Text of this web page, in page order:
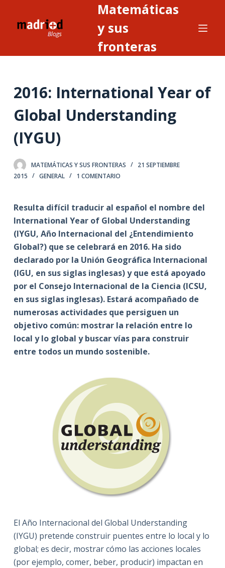
a
n
e
n
d
o
Matemáticas
y sus
fronteras
2016: International Year of
Global Understanding
(IYGU)
MATEMÁTICAS Y SUS FRONTERAS
21 SEPTIEMBRE
2015
GENERAL 1 COMENTARIO
Resulta difícil traducir al español el nombre del
International Year of Global Understanding
(IYGU, Año Internacional del ¿Entendimiento
Global?) que se celebrará en 2016. Ha sido
declarado por la Unión Geográfica Internacional
(IGU, en sus siglas inglesas) y que está apoyado
por el Consejo Internacional de la Ciencia (ICSU,
en sus siglas inglesas). Estará acompañado de
numerosas actividades que persiguen un
objetivo común: mostrar la relación entre lo
local y lo global y buscar vías para construir
entre todos un mundo sostenible.
El Año Internacional del Global Understanding
(IYGU) pretende construir puentes entre lo local y lo
global; es decir, mostrar cómo las acciones locales
(por ejemplo, comer, beber, producir) impactan en